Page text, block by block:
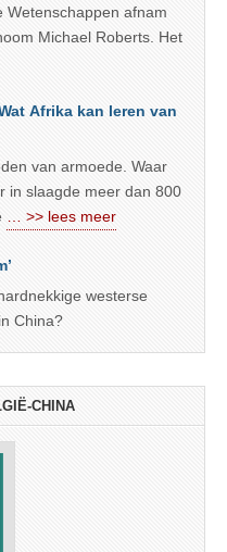
Wetenschappen afnam
Michael Roberts. Het
Afrika kan leren van
van armoede. Waar
in slaagde meer dan 800
… >> lees meer
westerse
China?
CHINA